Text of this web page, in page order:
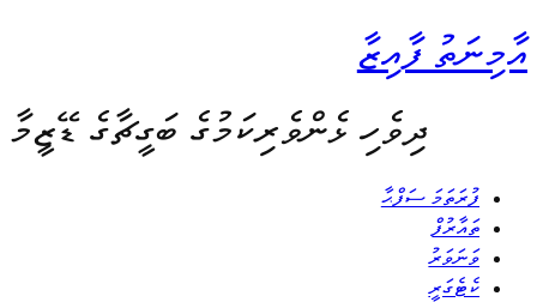
އާމިނަތު ފާއިޒާ
ދިވެހި ޅެންވެރިކަމުގެ ބަގީޗާގެ ޑޭޒީމާ
ފުރަތަމަ ސަފްޙާ
ތައާރުފް
ވަނަވަރު
ކެޓެގަރީ